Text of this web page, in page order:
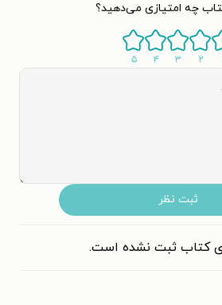
چه امتیازی می‌دهید؟
۲ ۳ ۴ ۵
ثبت نظر
کتاب ثبت نشده است.